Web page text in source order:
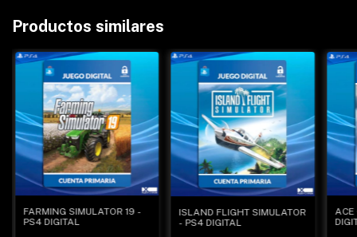
Productos similares
FARMING SIMULATOR 19 -
PS4 DIGITAL
ISLAND FLIGHT SIMULATOR
- PS4 DIGITAL
ACE